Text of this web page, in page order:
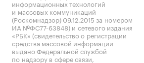
информационных технологий
и массовых коммуникаций
(Роскомнадзор) 09.12.2015 за номером
ИА №ФС77-63848) и сетевого издания
«РБК» (свидетельство о регистрации
средства массовой информации
выдано Федеральной службой
по надзору в сфере связи,